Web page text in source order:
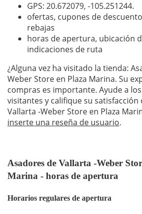
GPS: 20.672079, -105.251244.
ofertas, cupones de
rebajas
horas de apertura, ubicación
indicaciones de ruta
¿Alguna vez ha visitado la tienda:
Weber Store en Plaza Marina. Su
compras es importante. Ayude a
visitantes y califique su satisfacción
Vallarta -Weber Store en Plaza
inserte una reseña de usuario.
Asadores de Vallarta -Weber
Marina - horas de apertura
Horarios regulares de apertura